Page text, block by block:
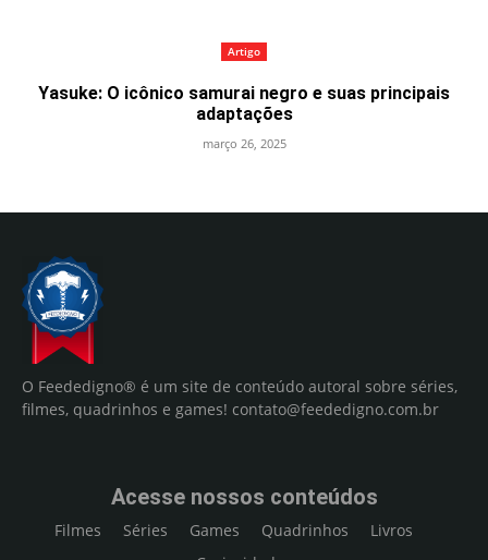
Artigo
Yasuke: O icônico samurai negro e suas principais
adaptações
março 26, 2025
O Feededigno® é um site de conteúdo autoral sobre séries,
filmes, quadrinhos e games! contato@feededigno.com.br
Acesse nossos conteúdos
Filmes Séries Games Quadrinhos
Livros